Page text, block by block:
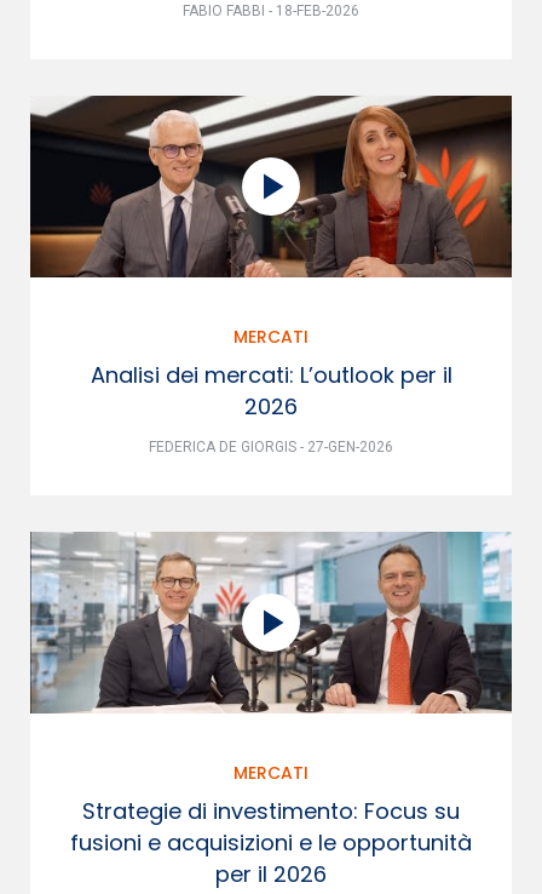
FABIO FABBI - 18-FEB-2026
MERCATI
Analisi dei mercati: L’outlook per il
2026
FEDERICA DE GIORGIS - 27-GEN-2026
MERCATI
Strategie di investimento: Focus su
fusioni e acquisizioni e le opportunità
per il 2026